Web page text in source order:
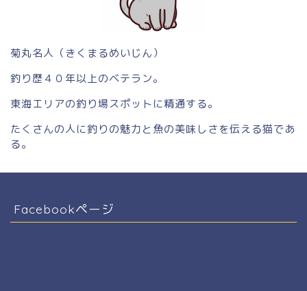
菊丸名人（きくまるめいじん）
釣り歴４０年以上のベテラン。
東海エリアの釣り場スポットに精通する。
たくさんの人に釣りの魅力と魚の美味しさを伝える猫であ
る。
Facebookページ